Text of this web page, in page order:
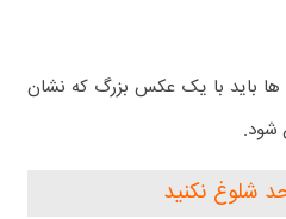
باید با یک عکس بزرگ که نشان
شود.